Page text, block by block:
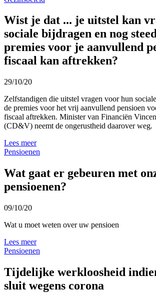
Wist je dat ... je uitstel kan
sociale bijdragen en nog
premies voor je aanvullend
fiscaal kan aftrekken?
29/10/20
Zelfstandigen die uitstel vragen voor hun
de premies voor het vrij aanvullend pensioen
fiscaal aftrekken. Minister van Financiën
(CD&V) neemt de ongerustheid daarover weg.
Lees meer
Pensioenen
Wat gaat er gebeuren met
pensioenen?
09/10/20
Wat u moet weten over uw pensioen
Lees meer
Pensioenen
Tijdelijke werkloosheid
sluit wegens corona